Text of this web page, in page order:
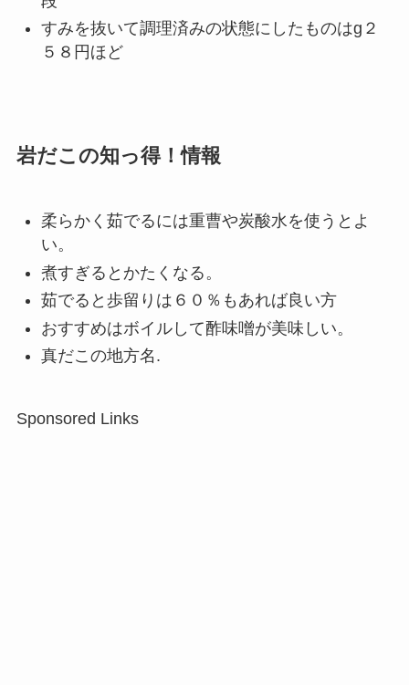
すみを抜いて調理済みの状態にしたものはg２
５８円ほど
岩だこの知っ得！情報
柔らかく茹でるには重曹や炭酸水を使うとよ
い。
煮すぎるとかたくなる。
茹でると歩留りは６０％もあれば良い方
おすすめはボイルして酢味噌が美味しい。
真だこの地方名.
Sponsored Links